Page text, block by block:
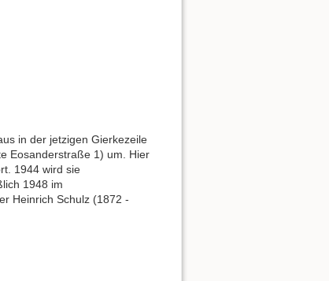
in der jetzigen Gierkezeile
Eosanderstraße 1) um. Hier
1944 wird sie
1948 im
Heinrich Schulz (1872 -